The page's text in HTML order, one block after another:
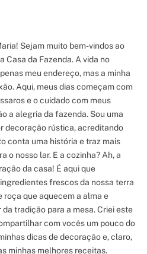
Sejam muito bem-vindos ao
Casa da Fazenda. A vida no
meu endereço, mas a minha
Aqui, meus dias começam com
e o cuidado com meus
a alegria da fazenda. Sou uma
decoração rústica, acreditando
conta uma história e traz mais
o nosso lar. E a cozinha? Ah, a
da casa! É aqui que
frescos da nossa terra
roça que aquecem a alma e
da tradição para a mesa. Criei este
com vocês um pouco do
dicas de decoração e, claro,
minhas melhores receitas.